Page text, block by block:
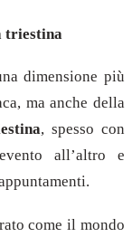
triestina
dimensione più
ma anche della
, spesso con
all’altro e
come il mondo